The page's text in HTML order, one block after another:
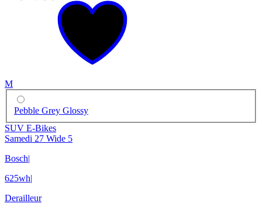
M
Pebble Grey Glossy
SUV E-Bikes
Samedi 27 Wide 5
Bosch|
625wh|
Derailleur